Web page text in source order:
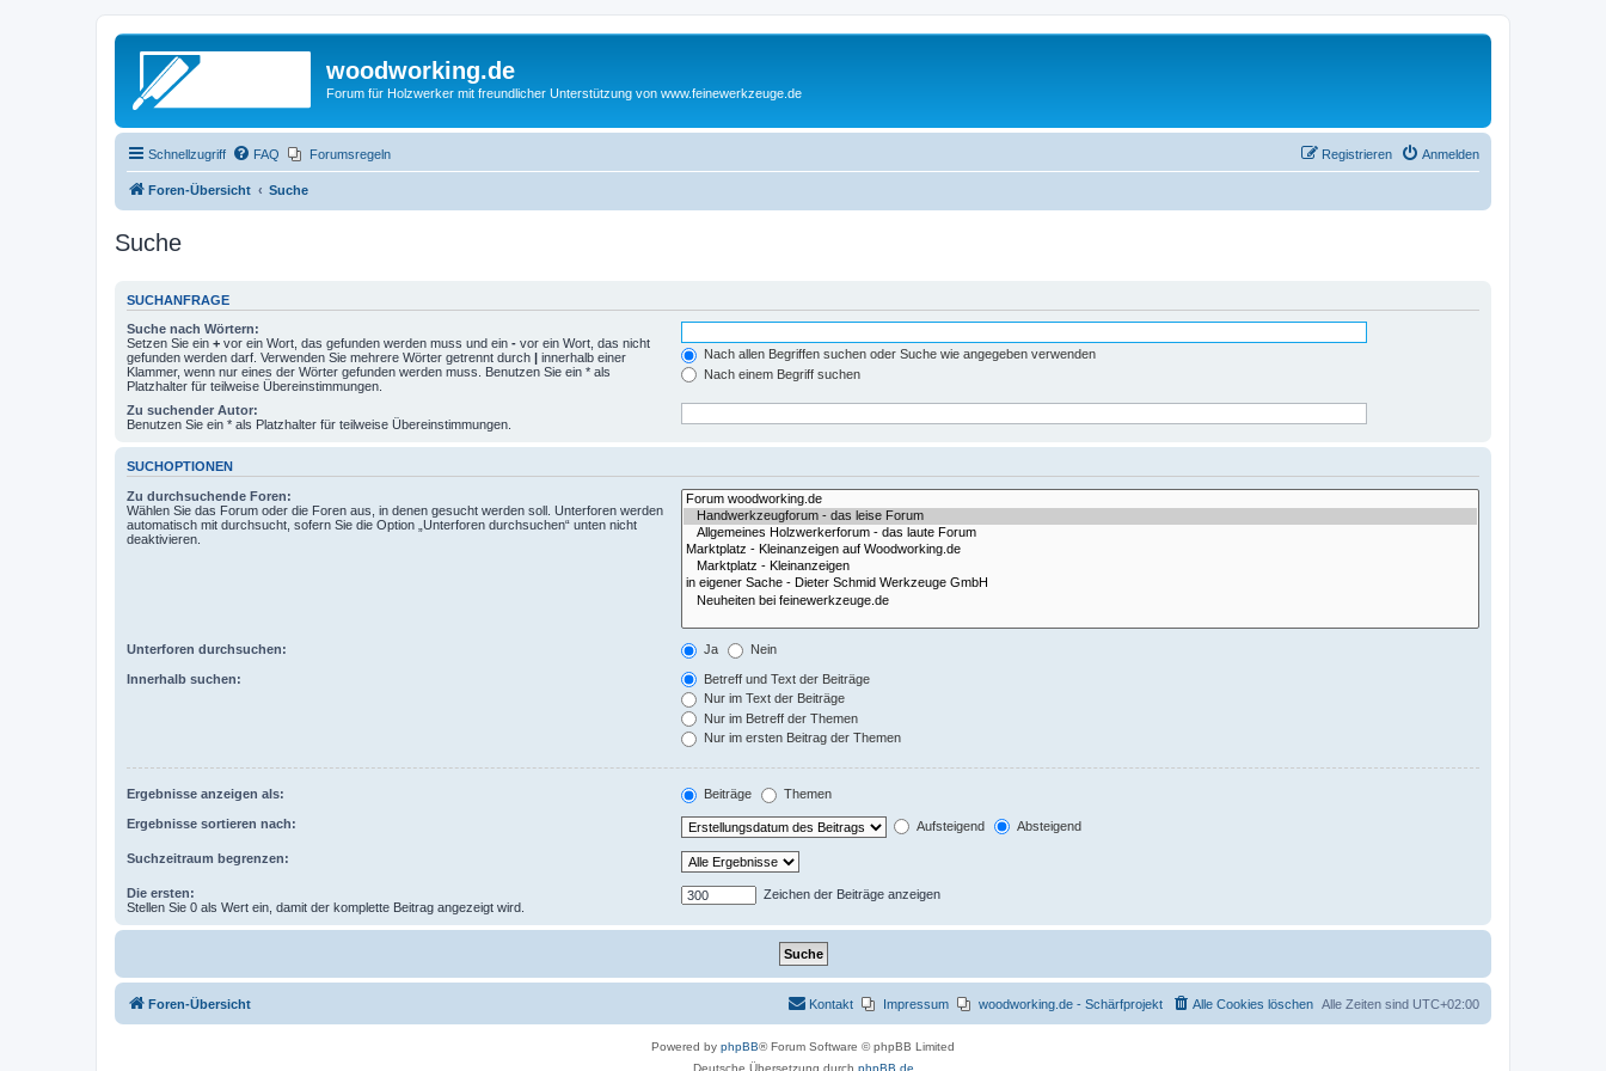
woodworking.de
Forum für Holzwerker mit freundlicher Unterstützung von www.feinewerkzeuge.de
Schnellzugriff FAQ Forumsregeln Anmelden
Registrieren
Foren-Übersicht Suche
Suche
SUCHANFRAGE
Suche nach Wörtern:
Setzen Sie ein + vor ein Wort, das gefunden werden muss und ein - vor ein Wort, das nicht
gefunden werden darf. Verwenden Sie mehrere Wörter getrennt durch | innerhalb einer
Klammer, wenn nur eines der Wörter gefunden werden muss. Benutzen Sie ein * als
Platzhalter für teilweise Übereinstimmungen.
Nach allen Begriffen suchen oder Suche wie angegeben verwenden
Nach einem Begriff suchen
Zu suchender Autor:
Benutzen Sie ein * als Platzhalter für teilweise Übereinstimmungen.
SUCHOPTIONEN
Zu durchsuchende Foren:
Wählen Sie das Forum oder die Foren aus, in denen gesucht werden soll. Unterforen werden
automatisch mit durchsucht, sofern Sie die Option „Unterforen durchsuchen“ unten nicht
deaktivieren.
Unterforen durchsuchen: Ja Nein
Innerhalb suchen:
Betreff und Text der Beiträge
Nur im Text der Beiträge
Nur im Betreff der Themen
Nur im ersten Beitrag der Themen
Ergebnisse anzeigen als: Beiträge Themen
Ergebnisse sortieren nach: Aufsteigend Absteigend
Suchzeitraum begrenzen:
Die ersten:
Stellen Sie 0 als Wert ein, damit der komplette Beitrag angezeigt wird.
Zeichen der Beiträge anzeigen
Foren-Übersicht Alle Zeiten sind UTC+02:00
Alle Cookies löschen
woodworking.de - Schärfprojekt
Impressum
Kontakt
Powered by phpBB® Forum Software © phpBB Limited
Deutsche Übersetzung durch phpBB.de